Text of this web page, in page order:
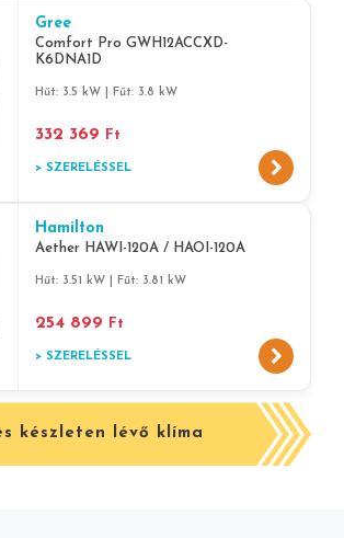
Gree
Comfort Pro GWH12ACCXD-
K6DNA1D
Hűt: 3.5 kW | Fűt: 3.8 kW
332 369 Ft
> SZERELÉSSEL
Hamilton
Aether HAWI-120A / HAOI-120A
Hűt: 3.51 kW | Fűt: 3.81 kW
254 899 Ft
> SZERELÉSSEL
készleten lévő klíma